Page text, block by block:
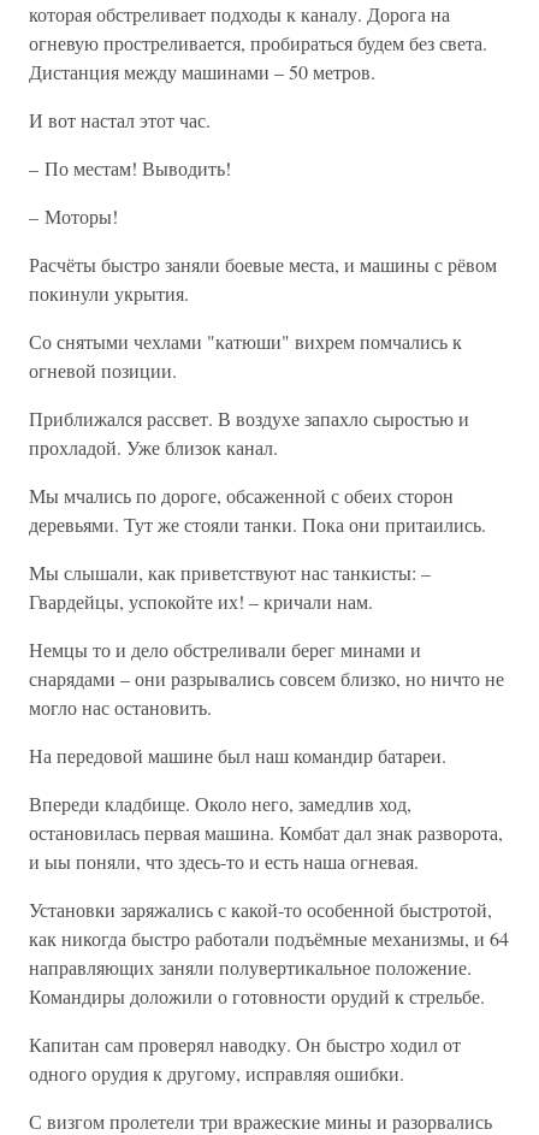
которая обстреливает подходы к каналу. Дорога на
огневую простреливается, пробираться будем без света.
Дистанция между машинами – 50 метров.
И вот настал этот час.
– По местам! Выводить!
– Моторы!
Расчёты быстро заняли боевые места, и машины с рёвом
покинули укрытия.
Со снятыми чехлами "катюши" вихрем помчались к
огневой позиции.
Приближался рассвет. В воздухе запахло сыростью и
прохладой. Уже близок канал.
Мы мчались по дороге, обсаженной с обеих сторон
деревьями. Тут же стояли танки. Пока они притаились.
Мы слышали, как приветствуют нас танкисты: –
Гвардейцы, успокойте их! – кричали нам.
Немцы то и дело обстреливали берег минами и
снарядами – они разрывались совсем близко, но ничто не
могло нас остановить.
На передовой машине был наш командир батареи.
Впереди кладбище. Около него, замедлив ход,
остановилась первая машина. Комбат дал знак разворота,
и ыы поняли, что здесь-то и есть наша огневая.
Установки заряжались с какой-то особенной быстротой,
как никогда быстро работали подъёмные механизмы, и 64
направляющих заняли полувертикальное положение.
Командиры доложили о готовности орудий к стрельбе.
Капитан сам проверял наводку. Он быстро ходил от
одного орудия к другому, исправляя ошибки.
С визгом пролетели три вражеские мины и разорвались